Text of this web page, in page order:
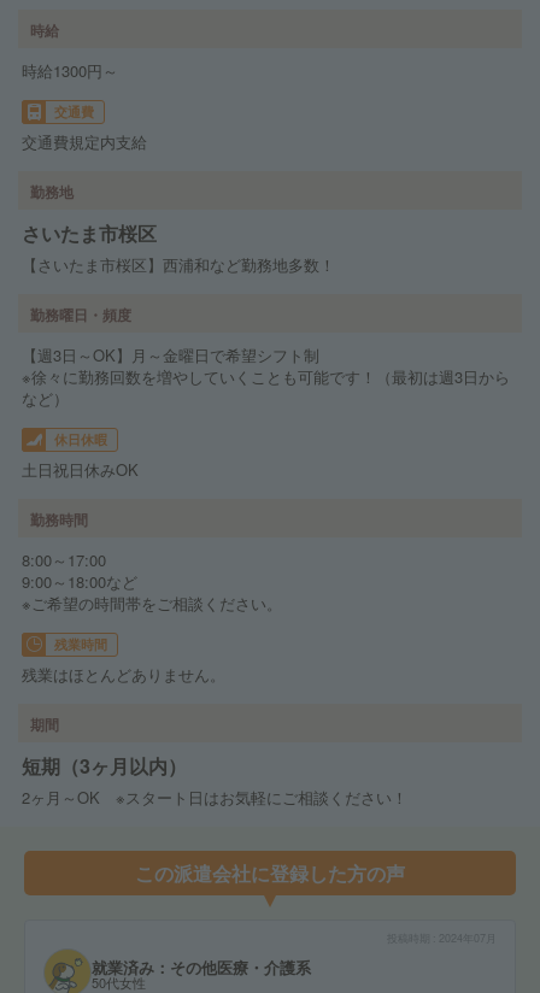
時給
時給1300円～
交通費
交通費規定内支給
勤務地
さいたま市桜区
【さいたま市桜区】西浦和など勤務地多数！
勤務曜日・頻度
【週3日～OK】月～金曜日で希望シフト制
※徐々に勤務回数を増やしていくことも可能です！（最初は週3日から
など）
休日休暇
土日祝日休みOK
勤務時間
8:00～17:00
9:00～18:00など
※ご希望の時間帯をご相談ください。
残業時間
残業はほとんどありません。
期間
短期（3ヶ月以内）
2ヶ月～OK ※スタート日はお気軽にご相談ください！
この派遣会社に登録した方の声
2024年07月
就業済み：その他医療・介護系
50代女性